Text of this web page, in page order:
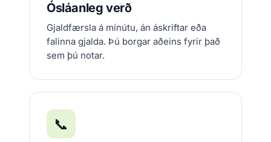
Ósláanleg verð
Gjaldfærsla á mínútu, án áskriftar eða
falinna gjalda. Þú borgar aðeins fyrir það
sem þú notar.
📞